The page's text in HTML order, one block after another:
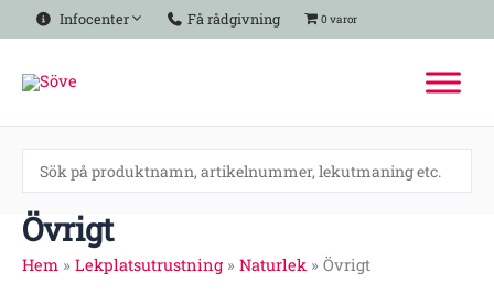
Hoppa
till
Infocenter Få rådgivning 0 varor
Övrigt
Hem » Lekplatsutrustning » Naturlek » Övrigt